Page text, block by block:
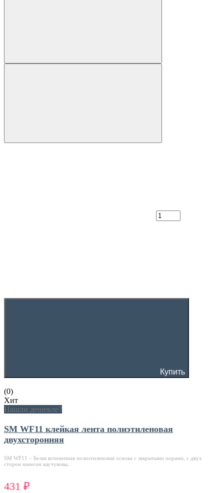
Купить
(0)
Хит
Нашли дешевле?
SM WF11 клейкая лента полиэтиленовая
двухсторонняя
SM WF11 – Белая вспененная полиэтиленовая основа с закрытыми порами, с двух
сторон нанесен каучуковы..
431 ₽